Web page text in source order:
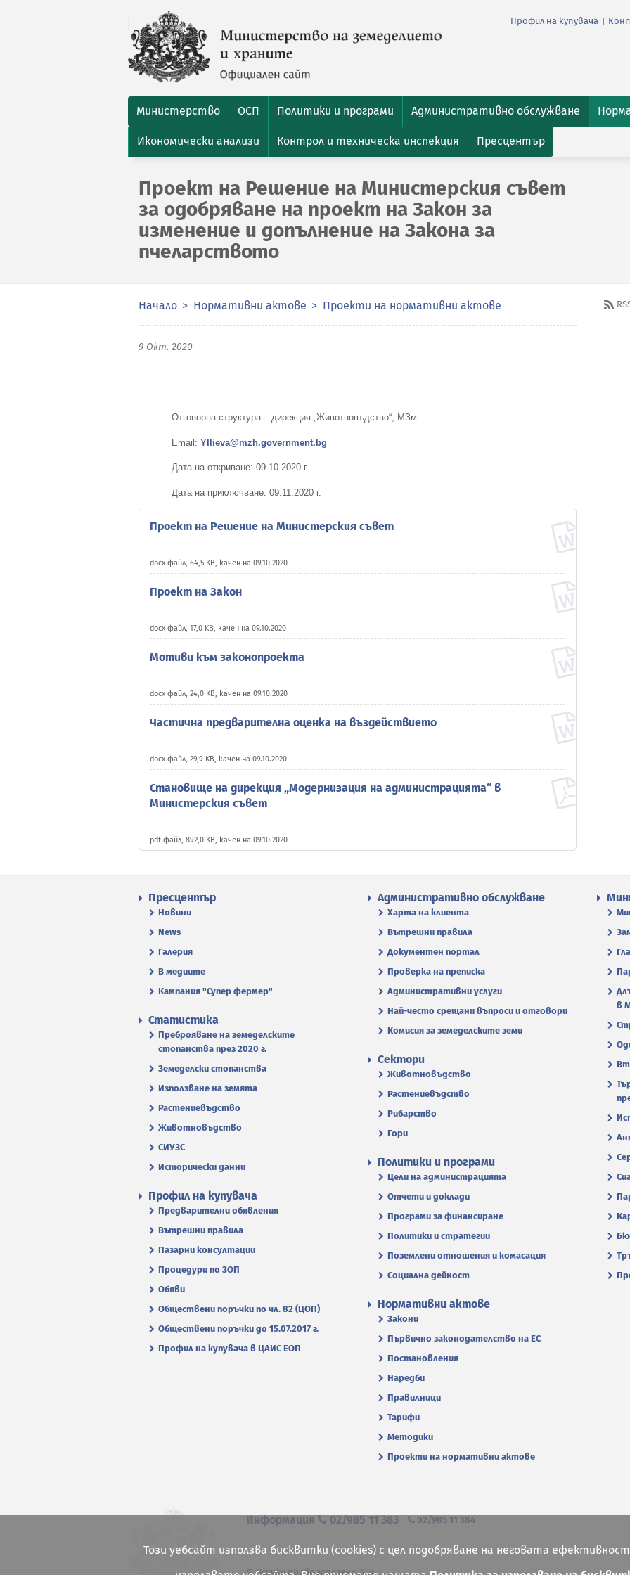
Профил на купувача
Министерство ОСП Политики и програми Административно обслужване
Икономически анализи Контрол и техническа инспекция Пресцентър
Проект на Решение на Министерския съвет
за одобряване на проект на Закон за
изменение и допълнение на Закона за
пчеларството
Начало Нормативни актове Проекти на нормативни актове
9 Окт. 2020
Отговорна структура – дирекция „Животновъдство“, МЗм
Email:YIlieva@mzh.government.bg
Дата на откриване: 09.10.2020 г.
Дата на приключване: 09.11 .2020 г.
Проект на Решение на Министерския съвет
docx файл, 64,5 KB, качен на 09.10.2020
Проект на Закон
docx файл, 17,0 KB, качен на 09.10.2020
Мотиви към законопроекта
docx файл, 24,0 KB, качен на 09.10.2020
Частична предварителна оценка на въздействието
docx файл, 29,9 KB, качен на 09.10.2020
Становище на дирекция „Модернизация на администрацията“ в
Министерския съвет
pdf файл, 892,0 KB, качен на 09.10.2020
Пресцентър
Новини
News
Галерия
В медиите
Кампания "Супер фермер"
Административно обслужване
Харта на клиента
Вътрешни правила
Документен портал
Проверка на преписка
Административни услуги
Най-често срещани въпроси и отговори
Комисия за земеделските земи
в
Статистика
Преброяване на земеделските
стопанства през 2020 г.
Земеделски стопанства
Използване на земята
Растениевъдство
Животновъдство
СИУЗС
Исторически данни
Сектори
Животновъдство
Растениевъдство
Рибарство
Гори
Политики и програми
Цели на администрацията
Отчети и доклади
Програми за финансиране
Политики и стратегии
Поземлени отношения и комасация
Социална дейност
Профил на купувача
Предварителни обявления
Вътрешни правила
Пазарни консултации
Процедури по ЗОП
Обяви
Обществени поръчки по чл. 82 (ЦОП)
Обществени поръчки до 15.07.2017 г.
Профил на купувача в ЦАИС ЕОП
Нормативни актове
Закони
Първично законодателство на ЕС
Постановления
Наредби
Правилници
Тарифи
Методики
Проекти на нормативни актове
Информация 02/985 11 383 02/985 11 384
© Всички права запазени 2026
Този уебсайт използва бисквитки (cookies) с цел подобряване на неговата